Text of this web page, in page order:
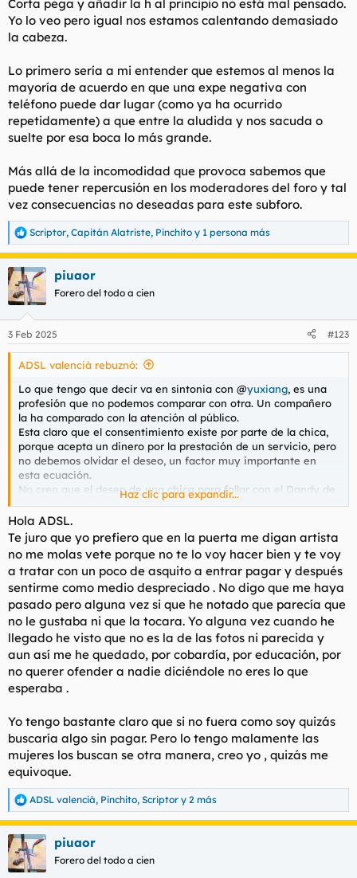
Corta pega y añadir la h al principio no está mal pensado.
Yo lo veo pero igual nos estamos calentando demasiado
la cabeza.
Lo primero sería a mi entender que estemos al menos la
mayoría de acuerdo en que una expe negativa con
teléfono puede dar lugar (como ya ha ocurrido
repetidamente) a que entre la aludida y nos sacuda o
suelte por esa boca lo más grande.
Más allá de la incomodidad que provoca sabemos que
puede tener repercusión en los moderadores del foro y tal
vez consecuencias no deseadas para este subforo.
R
e
c
c
i
e
s
Scriptor, Capitán Alatriste, Pinchito y 1 persona más
piuaor
Forero del todo a cien
3 Feb 2025 #123
ADSL valencià rebuznó:
Lo que tengo que decir va en sintonia con @yuxiang, es una
profesión que no podemos comparar con otra. Un compañero
la ha comparado con la atención al público.
Esta claro que el consentimiento existe por parte de la chica,
porque acepta un dinero por la prestación de un servicio, pero
no debemos olvidar el deseo, un factor muy importante en
esta ecuación.
No creo que el deseo de una chica para follar con el Dandy de
Barcelona sea el mismo que para follar con George Clooney,
por poner un ejemplo. Y ese mayor o menor deseo es el punto
diferencial para que la chica de un servicio de más calidad.
Y a la inversa lo mismo, nosotros somos los que decidimos
follar con la chica que más deseamos, elegimos que tetas, culo,
pelo... nos gustan y nos producen más deseo.
Haz clic para expandir...
Hola ADSL.
Te juro que yo prefiero que en la puerta me digan artista
no me molas vete porque no te lo voy hacer bien y te voy
a tratar con un poco de asquito a entrar pagar y después
sentirme como medio despreciado . No digo que me haya
pasado pero alguna vez si que he notado que parecía que
no le gustaba ni que la tocara. Yo alguna vez cuando he
llegado he visto que no es la de las fotos ni parecida y
aun así me he quedado, por cobardía, por educación, por
no querer ofender a nadie diciéndole no eres lo que
esperaba .
Yo tengo bastante claro que si no fuera como soy quizás
buscaría algo sin pagar. Pero lo tengo malamente las
mujeres los buscan se otra manera, creo yo , quizás me
equivoque.
R
e
c
c
i
ADSL valencià, Pinchito, Scriptor y 2 más
piuaor
Forero del todo a cien